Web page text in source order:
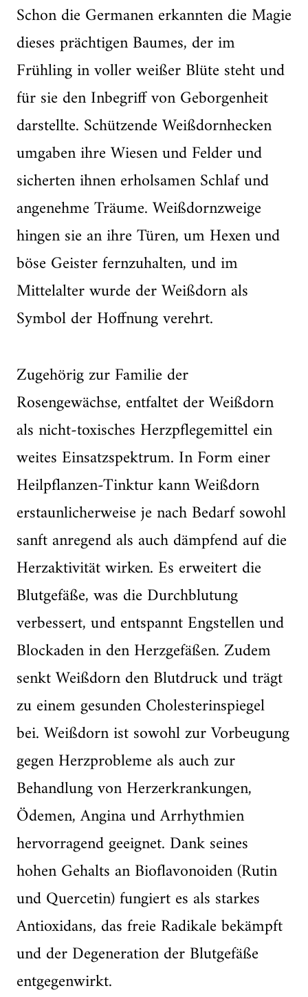
Schon die Germanen erkannten die Magie
dieses prächtigen Baumes, der im
Frühling in voller weißer Blüte steht und
für sie den Inbegriff von Geborgenheit
darstellte. Schützende Weißdornhecken
umgaben ihre Wiesen und Felder und
sicherten ihnen erholsamen Schlaf und
angenehme Träume. Weißdornzweige
hingen sie an ihre Türen, um Hexen und
böse Geister fernzuhalten, und im
Mittelalter wurde der Weißdorn als
Symbol der Hoffnung verehrt.
Zugehörig zur Familie der
Rosengewächse, entfaltet der Weißdorn
als nicht-toxisches Herzpflegemittel ein
weites Einsatzspektrum. In Form einer
Heilpflanzen-Tinktur kann Weißdorn
erstaunlicherweise je nach Bedarf sowohl
sanft anregend als auch dämpfend auf die
Herzaktivität wirken. Es erweitert die
Blutgefäße, was die Durchblutung
verbessert, und entspannt Engstellen und
Blockaden in den Herzgefäßen. Zudem
senkt Weißdorn den Blutdruck und trägt
zu einem gesunden Cholesterinspiegel
bei. Weißdorn ist sowohl zur Vorbeugung
gegen Herzprobleme als auch zur
Behandlung von Herzerkrankungen,
Ödemen, Angina und Arrhythmien
hervorragend geeignet. Dank seines
hohen Gehalts an Bioflavonoiden (Rutin
und Quercetin) fungiert es als starkes
Antioxidans, das freie Radikale bekämpft
und der Degeneration der Blutgefäße
entgegenwirkt.